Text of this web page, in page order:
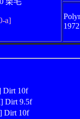
a]
Dirt 10f
Dirt 9.5f
Dirt 10f